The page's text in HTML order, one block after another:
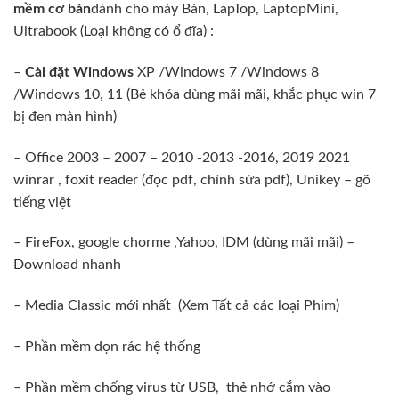
mềm cơ bảndành cho máy Bàn, LapTop, LaptopMini,
Ultrabook (Loại không có ổ đĩa) :
– Cài đặt Windows XP /Windows 7 /Windows 8
/Windows 10, 11 (Bẻ khóa dùng mãi mãi, khắc phục win 7
bị đen màn hình)
– Office 2003 – 2007 – 2010 -2013 -2016, 2019 2021
winrar , foxit reader (đọc pdf, chỉnh sửa pdf), Unikey – gõ
tiếng việt
– FireFox, google chorme ,Yahoo, IDM (dùng mãi mãi) –
Download nhanh
– Media Classic mới nhất (Xem Tất cả các loại Phim)
– Phần mềm dọn rác hệ thống
– Phần mềm chống virus từ USB, thẻ nhớ cắm vào